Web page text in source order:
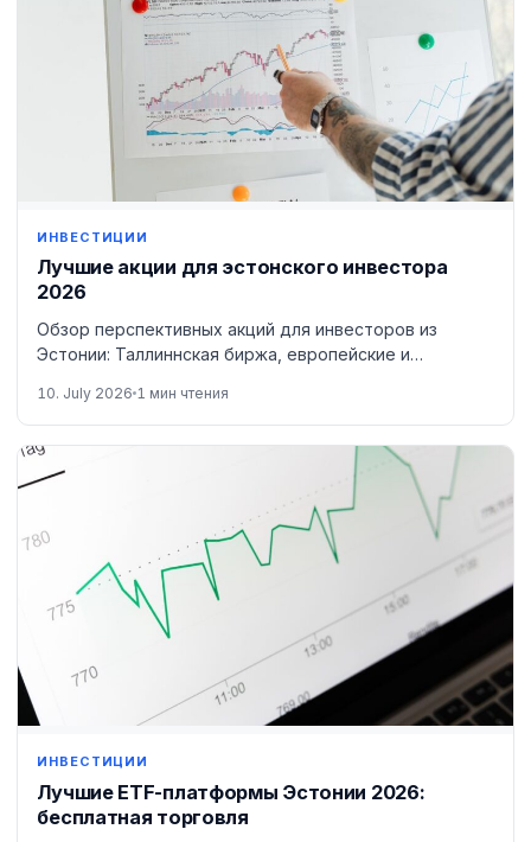
ИНВЕСТИЦИИ
Лучшие акции для эстонского инвестора
2026
Обзор перспективных акций для инвесторов из
Эстонии: Таллиннская биржа, европейские и
10. July 2026 1 мин чтения
ИНВЕСТИЦИИ
Лучшие ETF-платформы Эстонии 2026:
бесплатная торговля